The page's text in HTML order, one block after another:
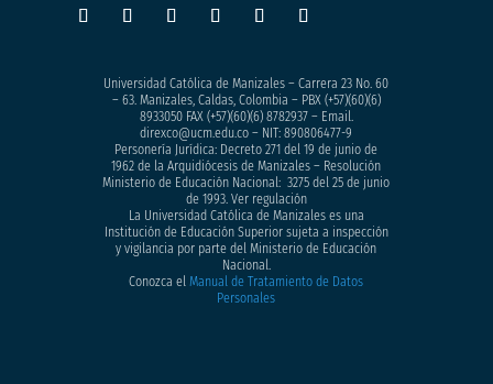
Universidad Católica de Manizales – Carrera 23 No. 60
– 63. Manizales, Caldas, Colombia – PBX (+57)(60)(6)
8933050FAX (+57)(60)(6) 8782937 – Email.
direxco@ucm.edu.co – NIT: 890806477-9
Personería Jurídica: Decreto 271 del 19 de junio de
1962 de la Arquidiócesis de Manizales – Resolución
Ministerio de Educación Nacional: 3275 del 25 de junio
de 1993. Ver regulación
La Universidad Católica de Manizales es una
Institución de Educación Superior sujeta a inspección
y vigilancia por parte del Ministerio de Educación
Nacional.
Conozca elManual de Tratamiento de Datos
Personales